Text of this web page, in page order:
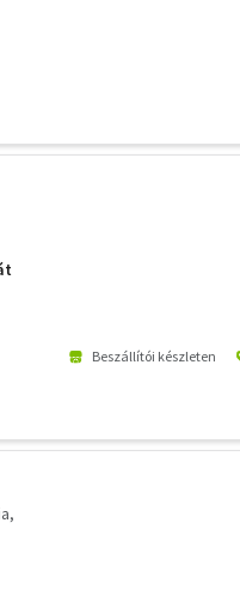
Beszállítói készleten